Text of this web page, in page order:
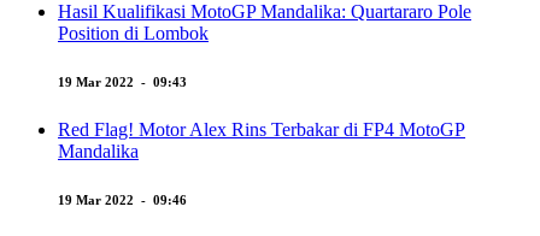
Hasil Kualifikasi MotoGP Mandalika: Quartararo Pole
Position di Lombok
19 Mar 2022 - 09:43
Red Flag! Motor Alex Rins Terbakar di FP4 MotoGP
Mandalika
19 Mar 2022 - 09:46